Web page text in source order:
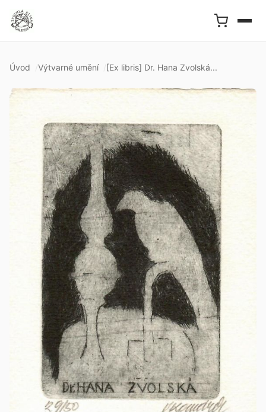
Úvod Výtvarné umění [Ex libris] Dr. Hana Zvolská...